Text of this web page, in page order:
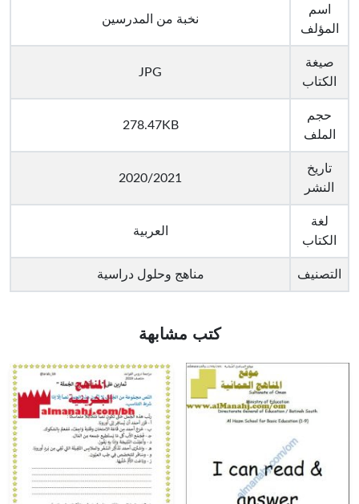
اسم
المؤلف
نخبة من المدرسين
صيغة
الكتاب
JPG
حجم
الملف
278.47KB
تاريخ
النشر
2020/2021
لغة
الكتاب
العربية
التصنيف مناهج وحلول دراسية
كتب مشابهة